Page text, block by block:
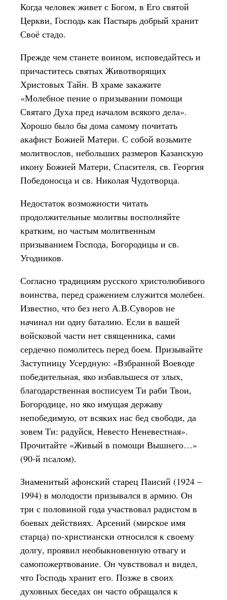
Когда человек живет с Богом, в Его святой
Церкви, Господь как Пастырь добрый хранит
Своё стадо.
Прежде чем станете воином, исповедайтесь и
причаститесь святых Животворящих
Христовых Тайн. В храме закажите
«Молебное пение о призывании помощи
Святаго Духа пред началом всякого дела».
Хорошо было бы дома самому почитать
акафист Божией Матери. С собой возьмите
молитвослов, небольших размеров Казанскую
икону Божией Матери, Спасителя, св. Георгия
Победоносца и св. Николая Чудотворца.
Недостаток возможности читать
продолжительные молитвы восполняйте
кратким, но частым молитвенным
призыванием Господа, Богородицы и св.
Угодников.
Согласно традициям русского христолюбивого
воинства, перед сражением служится молебен.
Известно, что без него А.В.Суворов не
начинал ни одну баталию. Если в вашей
войсковой части нет священника, сами
сердечно помолитесь перед боем. Призывайте
Заступницу Усердную: «Взбранной Воеводе
победительная, яко избавльшеся от злых,
благодарственная восписуем Ти раби Твои,
Богородице, но яко имущая державу
непобедимую, от всяких нас бед свободи, да
зовем Ти: радуйся, Невесто Неневестная».
Прочитайте «Живый в помощи Вышнего…»
(90-й псалом).
Знаменитый афонский старец Паисий (1924 –
1994) в молодости призывался в армию. Он
три с половиной года участвовал радистом в
боевых действиях. Арсений (мирское имя
старца) по-христиански относился к своему
долгу, проявил необыкновенную отвагу и
самопожертвование. Он чувствовал и видел,
что Господь хранит его. Позже в своих
духовных беседах он часто обращался к